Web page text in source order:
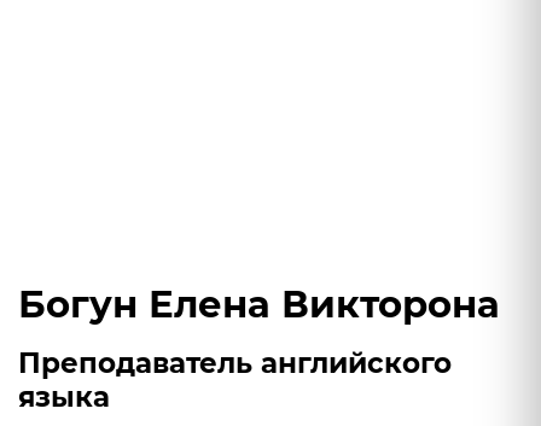
Богун Елена Викторона
Преподаватель английского
языка